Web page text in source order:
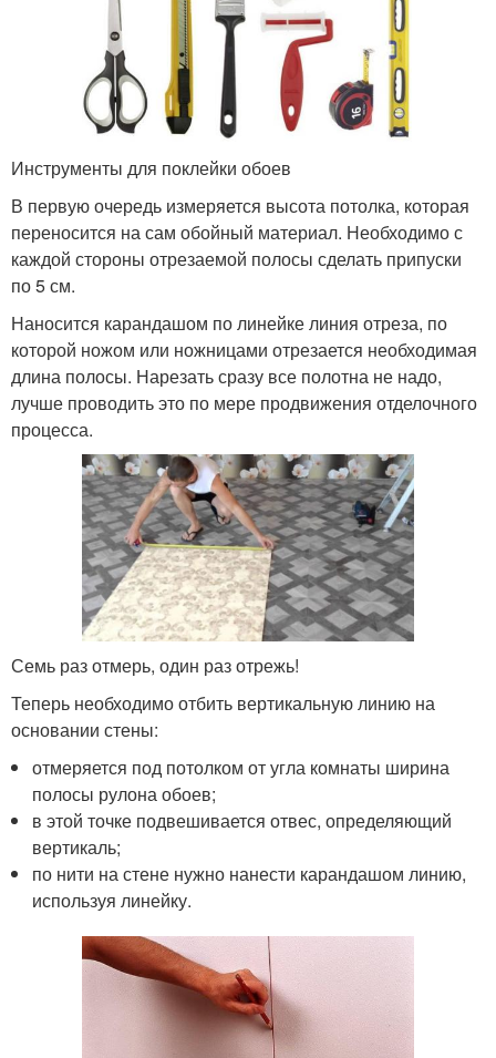
Инструменты для поклейки обоев
В первую очередь измеряется высота потолка, которая
переносится на сам обойный материал. Необходимо с
каждой стороны отрезаемой полосы сделать припуски
по 5 см.
Наносится карандашом по линейке линия отреза, по
которой ножом или ножницами отрезается необходимая
длина полосы. Нарезать сразу все полотна не надо,
лучше проводить это по мере продвижения отделочного
процесса.
Семь раз отмерь, один раз отрежь!
Теперь необходимо отбить вертикальную линию на
основании стены:
отмеряется под потолком от угла комнаты ширина
полосы рулона обоев;
в этой точке подвешивается отвес, определяющий
вертикаль;
по нити на стене нужно нанести карандашом линию,
используя линейку.